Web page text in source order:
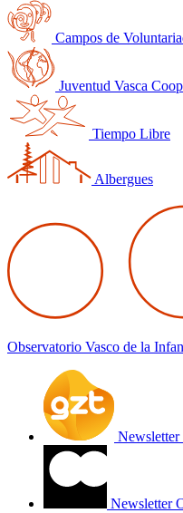
Campos de
Juventud Vasca
Tiempo Libre
Albergues
Observatorio Vasco de la
Newsletter
Newsletter